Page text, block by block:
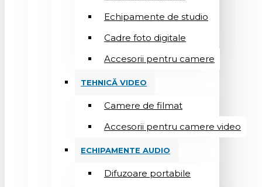
Echipamente de studio
Cadre foto digitale
Accesorii pentru camere
TEHNICĂ VIDEO
Camere de filmat
Accesorii pentru camere video
ECHIPAMENTE AUDIO
Difuzoare portabile